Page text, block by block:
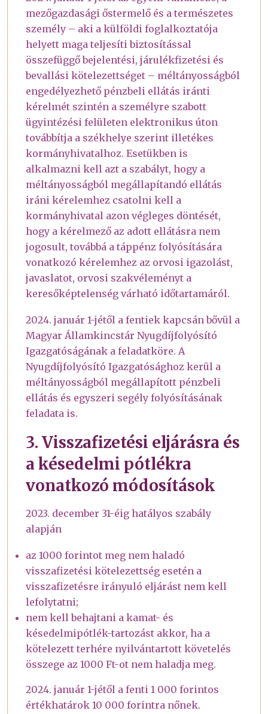
mezőgazdasági őstermelő és a természetes
személy – aki a külföldi foglalkoztatója
helyett maga teljesíti biztosítással
összefüggő bejelentési, járulékfizetési és
bevallási kötelezettséget – méltányosságból
engedélyezhető pénzbeli ellátás iránti
kérelmét szintén a személyre szabott
ügyintézési felületen elektronikus úton
továbbítja a székhelye szerint illetékes
kormányhivatalhoz. Esetükben is
alkalmazni kell azt a szabályt, hogy a
méltányosságból megállapítandó ellátás
iráni kérelemhez csatolni kell a
kormányhivatal azon végleges döntését,
hogy a kérelmező az adott ellátásra nem
jogosult, továbbá a táppénz folyósítására
vonatkozó kérelemhez az orvosi igazolást,
javaslatot, orvosi szakvéleményt a
keresőképtelenség várható időtartamáról.
2024. január 1-jétől a fentiek kapcsán bővül a
Magyar Államkincstár Nyugdíjfolyósító
Igazgatóságának a feladatköre. A
Nyugdíjfolyósító Igazgatósághoz kerül a
méltányosságból megállapított pénzbeli
ellátás és egyszeri segély folyósításának
feladata is.
3. Visszafizetési eljárásra és
a késedelmi pótlékra
vonatkozó módosítások
2023. december 31-éig hatályos szabály
alapján
az 1000 forintot meg nem haladó
visszafizetési kötelezettség esetén a
visszafizetésre irányuló eljárást nem kell
lefolytatni;
nem kell behajtani a kamat- és
késedelmipótlék-tartozást akkor, ha a
kötelezett terhére nyilvántartott követelés
összege az 1000 Ft-ot nem haladja meg.
2024. január 1-jétől a fenti 1 000 forintos
értékhatárok 10 000 forintra nőnek.